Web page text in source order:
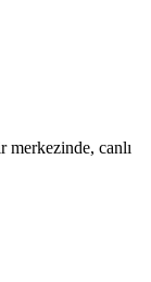
merkezinde, canlı